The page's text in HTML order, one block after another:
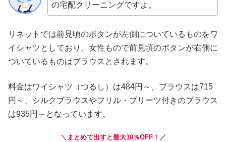
の宅配クリーニングですよ。
リネットでは前見頃のボタンが左側についているものをワ
イシャツとしており、女性もので前見頃のボタンが右側に
ついているものはブラウスとされます。
料金はワイシャツ（つるし）は484円～、ブラウスは715
円～、シルクブラウスやフリル・プリーツ付きのブラウス
は935円～となっています。
＼まとめて出すと最大30％OFF！／